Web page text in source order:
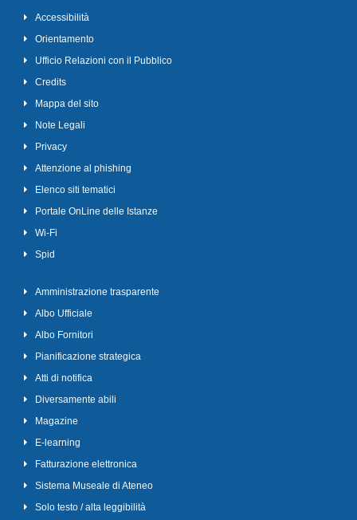
Accessibilità
Orientamento
Ufficio Relazioni con il Pubblico
Credits
Mappa del sito
Note Legali
Privacy
Attenzione al phishing
Elenco siti tematici
Portale OnLine delle Istanze
Wi-Fi
Spid
Amministrazione trasparente
Albo Ufficiale
Albo Fornitori
Pianificazione strategica
Atti di notifica
Diversamente abili
Magazine
E-learning
Fatturazione elettronica
Sistema Museale di Ateneo
Solo testo / alta leggibilità